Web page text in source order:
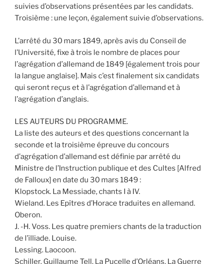
suivies d’observations présentées par les candidats.
Troisième : une leçon, également suivie d’observations.
L’arrêté du 30 mars 1849, après avis du Conseil de
l’Université, fixe à trois le nombre de places pour
l’agrégation d’allemand de 1849 [également trois pour
la langue anglaise]. Mais c’est finalement six candidats
qui seront reçus et à l’agrégation d’allemand et à
l’agrégation d’anglais.
LES AUTEURS DU PROGRAMME.
La liste des auteurs et des questions concernant la
seconde et la troisième épreuve du concours
d’agrégation d’allemand est définie par arrêté du
Ministre de l’Instruction publique et des Cultes [Alfred
de Falloux] en date du 30 mars 1849 :
Klopstock. La Messiade, chants I à IV.
Wieland. Les Epîtres d’Horace traduites en allemand.
Oberon.
J. -H. Voss. Les quatre premiers chants de la traduction
de l’illiade. Louise.
Lessing. Laocoon.
Schiller. Guillaume Tell. La Pucelle d’Orléans. La Guerre